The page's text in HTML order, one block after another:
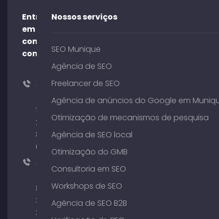
Entre
em
contato
conosco!
+49
176
204
801
64
+49
89
380
375
Nossos serviços
SEO Munique
Agência de SEO
Freelancer de SEO
Agência de anúncios do Google em
Otimização de mecanismos de pesquisa
Agência de SEO local
Otimização do GMB
Consultoria em SEO
Workshops de SEO
Agência de SEO B2B